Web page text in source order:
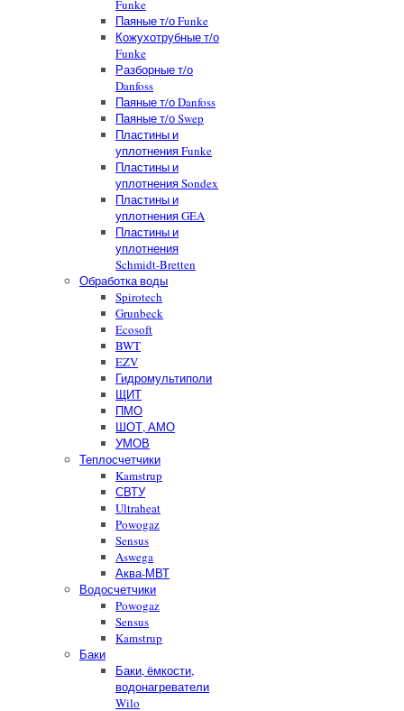
Funke
Паяные т/о Funke
Кожухотрубные т/о
Funke
Разборные т/о
Danfoss
Паяные т/о Danfoss
Паяные т/о Swep
Пластины и
уплотнения Funke
Пластины и
уплотнения Sondex
Пластины и
уплотнения GEA
Пластины и
уплотнения
Schmidt-Bretten
Обработка воды
Spirotech
Grunbeck
Ecosoft
BWT
EZV
Гидромультиполи
ЩИТ
ПМО
ШОТ, АМО
УМОВ
Теплосчетчики
Kamstrup
СВТУ
Ultraheat
Powogaz
Sensus
Aswega
Аква-МВТ
Водосчетчики
Powogaz
Sensus
Kamstrup
Баки
Баки, ёмкости,
водонагреватели
Wilo